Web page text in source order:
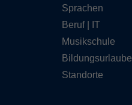
Sprachen
Beruf | IT
Musikschule
Bildungsurlaube
Standorte